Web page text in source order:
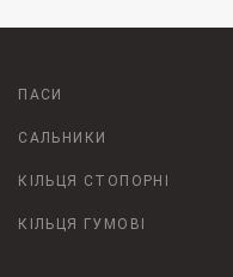
ПАСИ
САЛЬНИКИ
КІЛЬЦЯ СТОПОРНІ
КІЛЬЦЯ ГУМОВІ